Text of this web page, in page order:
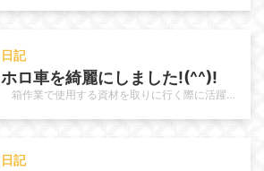
日記
ホロ車を綺麗にしました!(^^)!
箱作業で使用する資材を取りに行く際に活躍しているホロ車を今回は職員で清掃しました。 日頃から使用頻度が高いこ…
日記